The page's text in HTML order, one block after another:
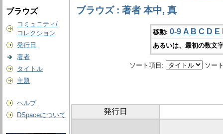
ブラウズ
コミュニティ/
コレクション
発行日
著者
タイトル
主題
ヘルプ
DSpaceについて
ブラウズ : 著者 本中, 真
移動: 0-9 A B C D E
あるいは、最初の数文
ソート項目: ソー
発行日